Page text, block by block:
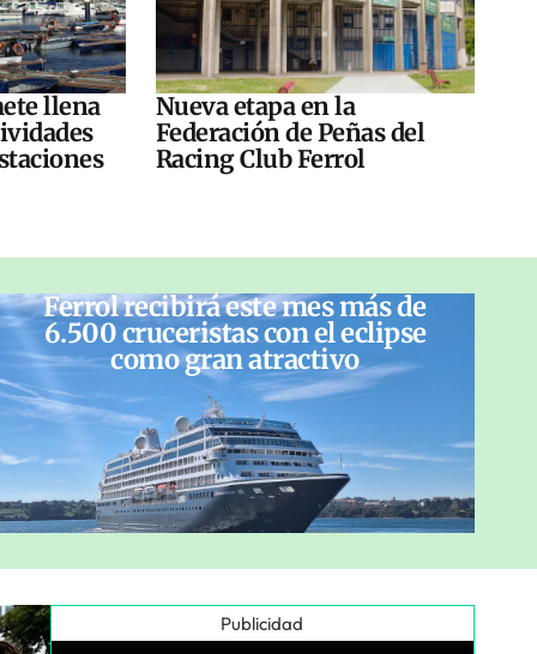
llena
Nueva etapa en la
Federación de Peñas del
Racing Club Ferrol
Ferrol recibirá este mes más de
6.500 cruceristas con el eclipse
como gran atractivo
Publicidad